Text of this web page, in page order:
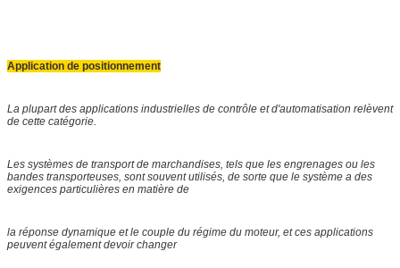
Application de positionnement
La plupart des applications industrielles de contrôle et d'automatisation relèvent
de cette catégorie.
Les systèmes de transport de marchandises, tels que les engrenages ou les
bandes transporteuses, sont souvent utilisés, de sorte que le système a des
exigences particulières en matière de
la réponse dynamique et le couple du régime du moteur, et ces applications
peuvent également devoir changer